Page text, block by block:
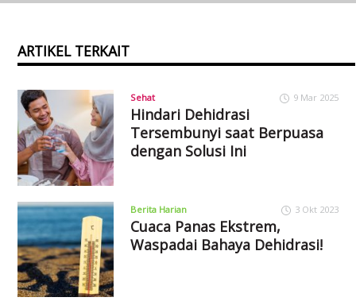
ARTIKEL TERKAIT
Sehat 9 Mar 2025
Hindari Dehidrasi
Tersembunyi saat Berpuasa
dengan Solusi Ini
Berita Harian 3 Okt 2023
Cuaca Panas Ekstrem,
Waspadai Bahaya Dehidrasi!